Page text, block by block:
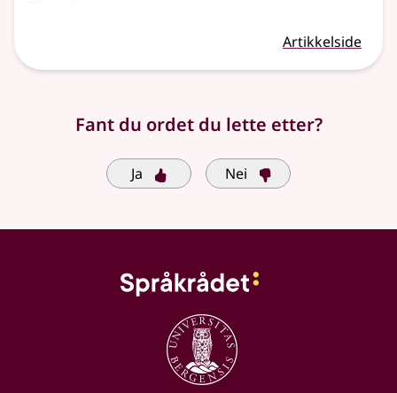
Artikkelside
Fant du ordet du lette etter?
Ja Nei